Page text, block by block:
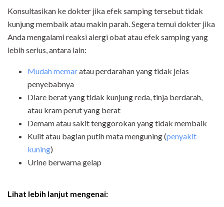
Konsultasikan ke dokter jika efek samping tersebut tidak
kunjung membaik atau makin parah. Segera temui dokter jika
Anda mengalami reaksi alergi obat atau efek samping yang
lebih serius, antara lain:
Mudah memaratau perdarahan yang tidak jelas
penyebabnya
Diare berat yang tidak kunjung reda, tinja berdarah,
atau kram perut yang berat
Demam atau sakit tenggorokan yang tidak membaik
Kulit atau bagian putih mata menguning (penyakit
kuning)
Urine berwarna gelap
Lihat lebih lanjut mengenai: